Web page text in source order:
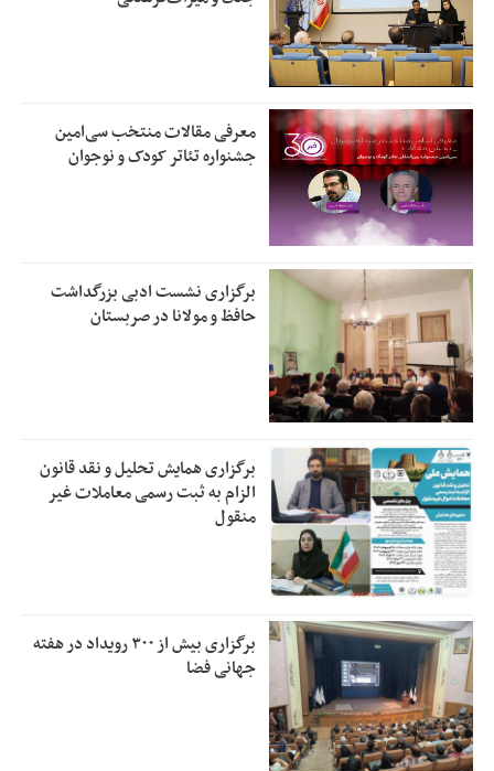
معرفی مقالات منتخب سی‌امین
جشنواره تئاتر کودک و نوجوان
برگزاری نشست ادبی بزرگداشت
حافظ و مولانا در صربستان
برگزاری همایش تحلیل و نقد قانون
الزام به ثبت رسمی معاملات غیر
منقول
برگزاری بیش از ۳۰۰ رویداد در هفته
جهانی فضا